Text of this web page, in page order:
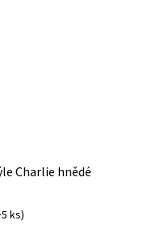
Charlie hnědé
ks)